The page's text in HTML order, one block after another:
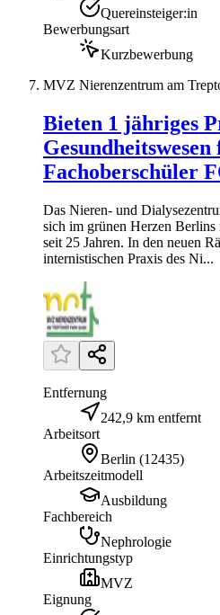
Quereinsteiger:in
Bewerbungsart
Kurzbewerbung
MVZ Nierenzentrum am
Bieten 1 jähriges
Fachoberschüler
Das Nieren- und
sich im grünen Herzen Berlins
seit 25 Jahren. In den neuen
internistischen Praxis des Ni...
Entfernung
242,9 km entfernt
Arbeitsort
Berlin (12435)
Arbeitszeitmodell
Ausbildung
Fachbereich
Nephrologie
Einrichtungstyp
MVZ
Eignung